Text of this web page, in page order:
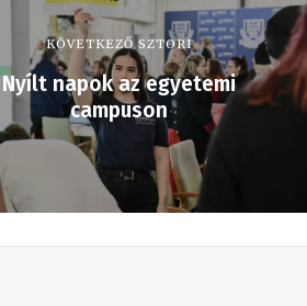
KÖVETKEZŐ SZTORI
Nyílt napok az egyetemi
campuson